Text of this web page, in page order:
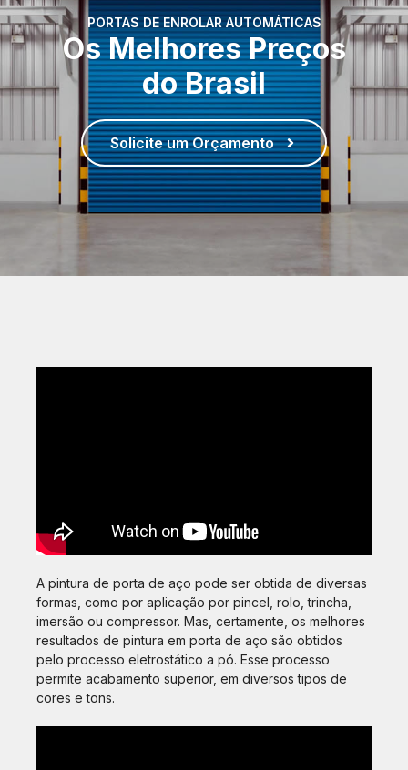
PORTAS DE ENROLAR AUTOMÁTICAS
Os Melhores Preços
do Brasil
Solicite um Orçamento
A pintura de porta de aço pode ser obtida de diversas
formas, como por aplicação por pincel, rolo, trincha,
imersão ou compressor. Mas, certamente, os melhores
resultados de pintura em porta de aço são obtidos
pelo processo eletrostático a pó. Esse processo
permite acabamento superior, em diversos tipos de
cores e tons.